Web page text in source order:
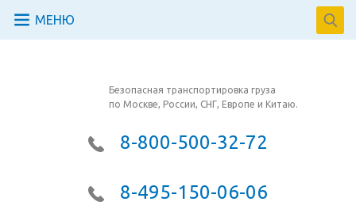
МЕНЮ
Безопасная транспортировка груза
по Москве, России, СНГ, Европе и Китаю.
8-800-500-32-72
8-495-150-06-06